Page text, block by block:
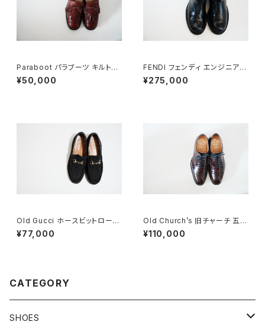
Paraboot パラブーツ キルトシ
ューズ 旧ロゴ UK5
¥50,000
FENDI フェンディ エンジニアブ
ーツ 8.5
¥275,000
Old Gucci ホースビットローフ
ァー 36C BK ラバーソール
¥77,000
Old Church’s 旧チャーチ 五都
市 Consul 60G
¥110,000
CATEGORY
SHOES